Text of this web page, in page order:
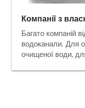
Компанії з
Багато компаній
водоканали. Для
очищеної води,